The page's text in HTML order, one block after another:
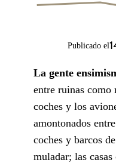
Publicado el
La gente
entre ruinas como
coches y los
amontonados
coches y barcos
muladar; las